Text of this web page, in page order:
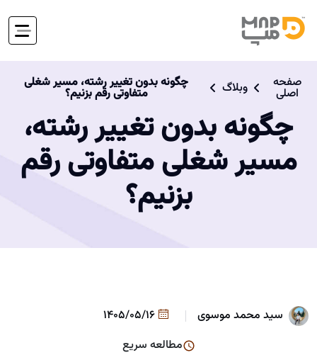
صفحه
اصلی وبلاگ چگونه بدون تغییر رشته، مسیر شغلی
متفاوتی رقم بزنیم؟
چگونه بدون تغییر رشته،
مسیر شغلی متفاوتی رقم
بزنیم؟
سید محمد موسوی
مطالعه سریع